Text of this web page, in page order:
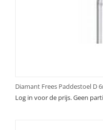
Diamant Frees Paddestoel D
Log in voor de prijs. Geen